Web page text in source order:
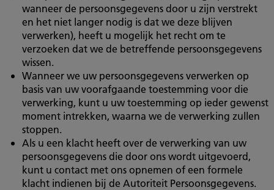
wanneer de persoonsgegevens door u zijn verstrekt
en het niet langer nodig is dat we deze blijven
verwerken), heeft u mogelijk het recht om te
verzoeken dat we de betreffende persoonsgegevens
wissen.
Wanneer we uw persoonsgegevens verwerken op
basis van uw voorafgaande toestemming voor die
verwerking, kunt u uw toestemming op ieder gewenst
moment intrekken, waarna we de verwerking zullen
stoppen.
Als u een klacht heeft over de verwerking van uw
persoonsgegevens die door ons wordt uitgevoerd,
kunt u contact met ons opnemen of een formele
klacht indienen bij de Autoriteit Persoonsgegevens.